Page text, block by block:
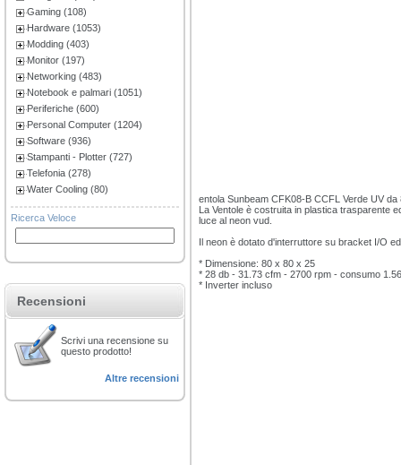
Gaming (108)
Hardware (1053)
Modding (403)
Monitor (197)
Networking (483)
Notebook e palmari (1051)
Periferiche (600)
Personal Computer (1204)
Software (936)
Stampanti - Plotter (727)
Telefonia (278)
Water Cooling (80)
Ricerca Veloce
Recensioni
Scrivi una recensione su
questo prodotto!
Altre recensioni
entola Sunbeam CFK08-B CCFL Verde UV
La Ventole è costruita in plastica trasparente
luce al neon vud.
Il neon è dotato d'interruttore su bracket I/O
* Dimensione: 80 x 80 x 25
* 28 db - 31.73 cfm - 2700 rpm - consumo
* Inverter incluso